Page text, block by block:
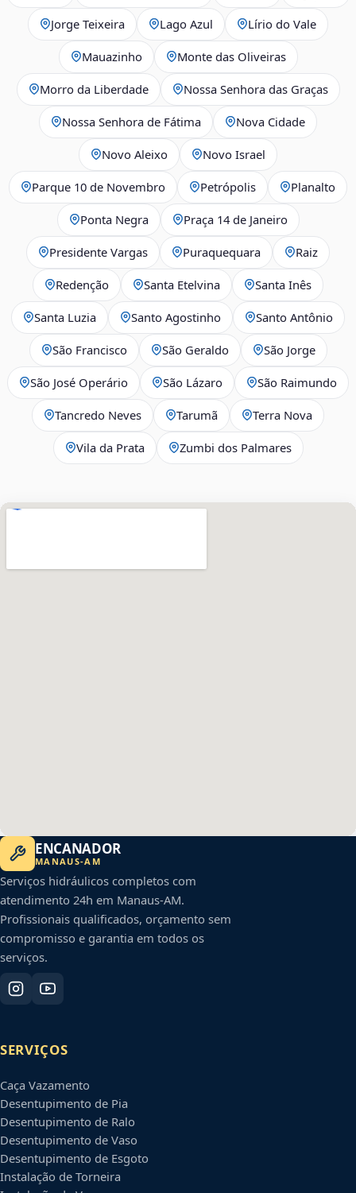
Jorge Teixeira Lago Azul Lírio do Vale
Mauazinho Monte das Oliveiras
Morro da Liberdade Nossa Senhora das Graças
Nossa Senhora de Fátima Nova Cidade
Novo Aleixo Novo Israel
Parque 10 de Novembro Petrópolis Planalto
Ponta Negra Praça 14 de Janeiro
Presidente Vargas Puraquequara Raiz
Redenção Santa Etelvina Santa Inês
Santa Luzia Santo Agostinho Santo Antônio
São Francisco São Geraldo São Jorge
São José Operário São Lázaro São Raimundo
Tancredo Neves Tarumã Terra Nova
Vila da Prata Zumbi dos Palmares
ENCANADOR
MANAUS-AM
Serviços hidráulicos completos com
atendimento 24h em Manaus-AM.
Profissionais qualificados, orçamento sem
compromisso e garantia em todos os
serviços.
SERVIÇOS
Caça Vazamento
Desentupimento de Pia
Desentupimento de Ralo
Desentupimento de Vaso
Desentupimento de Esgoto
Instalação de Torneira